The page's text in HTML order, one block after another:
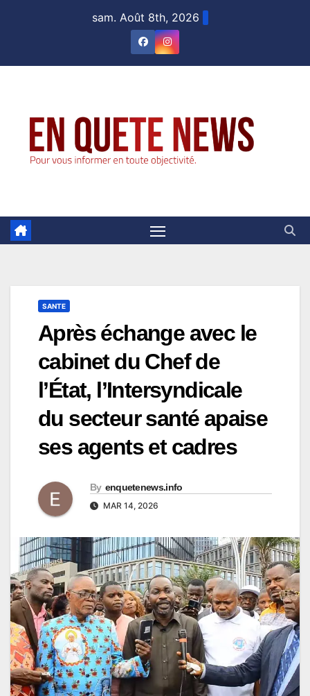
sam. Août 8th, 2026
SANTE
Après échange avec le
cabinet du Chef de
l’État, l’Intersyndicale
du secteur santé apaise
ses agents et cadres
By enquetenews.info
MAR 14, 2026